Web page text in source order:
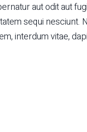
aut odit aut
sequi nesciunt.
interdum vitae,